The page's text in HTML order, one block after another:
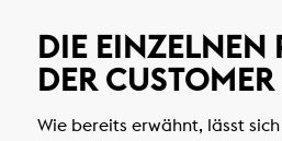
DIE EINZELNEN
DER
Wie bereits erwähnt, lässt